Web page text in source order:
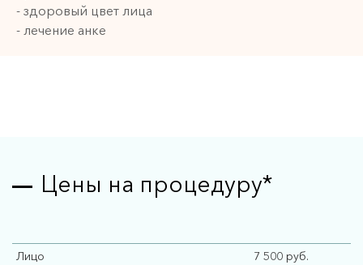
- здоровый цвет лица
- лечение анке
Цены на процедуру*
Лицо
7 500 руб.